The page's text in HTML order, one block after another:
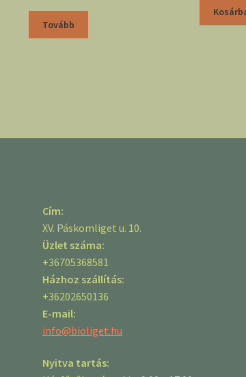
Tovább
Cím:
XV. Páskomliget u. 10.
Üzlet száma:
+36705368581
Házhoz szállítás:
+36202650136
E-mail:
info@bioliget.hu
Nyitva tartás: